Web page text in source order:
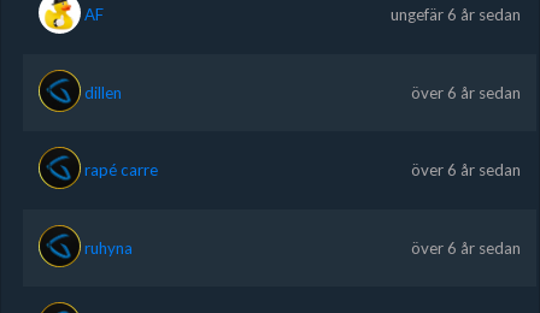
AF ungefär 6 år sedan
dillen över 6 år sedan
rapé carre över 6 år sedan
ruhyna över 6 år sedan